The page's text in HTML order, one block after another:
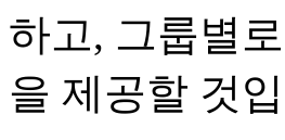
하고, 그룹별
을 제공할 것